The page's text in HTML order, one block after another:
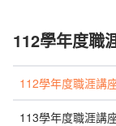
112學年度職
112學年度職涯講
113學年度職涯講